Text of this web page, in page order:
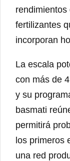
fertilizantes
incorporan
La escala
con más de
y su
basmati
permitirá
los primeros
una red